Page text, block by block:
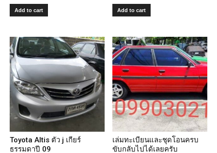
Add to cart Add to cart
Toyota Altis ตัว j เกียร์
ธรรมดาปี 09
เล่มทะเบียนและชุดโอนครบ
ขับกลับไปได้เลยครับ